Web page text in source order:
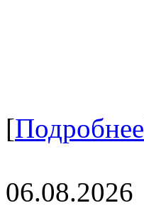
[Подробнее
06.08.2026